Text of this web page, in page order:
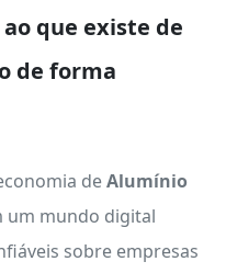
que existe de
de forma
deAlumínio
um mundo digital
sobre empresas